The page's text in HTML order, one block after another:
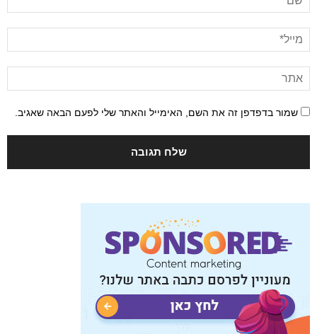
שמור בדפדפן זה את השם, האימייל והאתר שלי לפעם הבאה שאגיב.